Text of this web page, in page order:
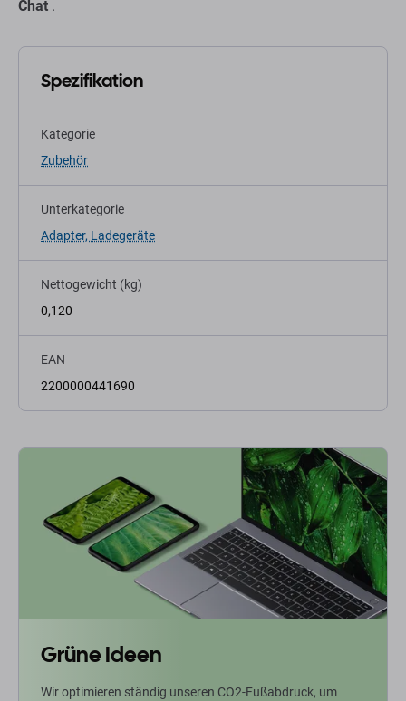
Chat .
Spezifikation
Kategorie
Zubehör
Unterkategorie
Adapter, Ladegeräte
Nettogewicht (kg)
0,120
EAN
2200000441690
Grüne Ideen
Wir optimieren ständig unseren CO2-Fußabdruck, um